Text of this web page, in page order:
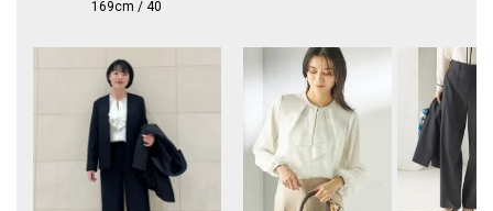
-------------------------------------
※摩擦により毛羽立ちや毛玉が生じやすいため、連続着用はお避けくださ
※毛玉が生じた場合は、毛玉取り器等で除去してください。
※撮影環境により商品の色味が異なって見える場合がございます。商品の
169cm / 40